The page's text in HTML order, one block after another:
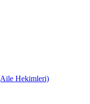
Hekimleri)